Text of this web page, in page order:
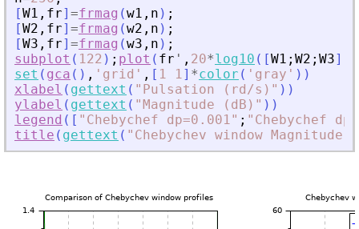
[W1 , fr] =frmag (w1 , n ) ;
[W2 , fr] =frmag (w2 , n ) ;
[W3 , fr] =frmag (w3 , n ) ;
subplot ( 122 ) ; plot ( fr ' , 20*log10 ( [W1 ; W2 ; W3]
set ( gca ( ) , ' grid ' , [ 1 1] *color ( ' gray ' ) )
xlabel ( gettext ( " Pulsation (rd/s) " ) )
ylabel ( gettext ( "Magnitude (dB) " ) )
legend ( [ " Chebychef dp=0.001" ; " Chebychef
title ( gettext ( " Chebychev window Magnitude